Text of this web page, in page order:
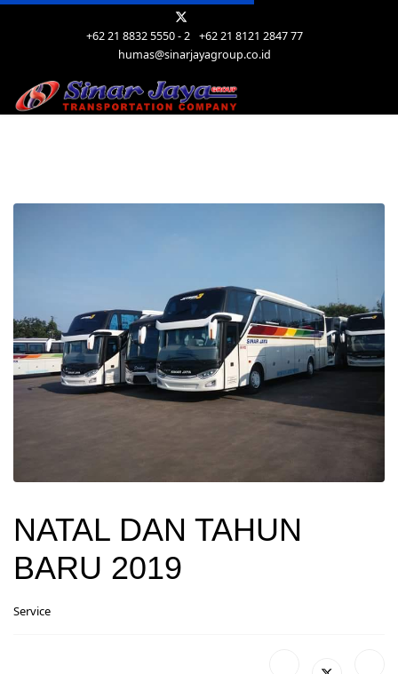
+62 21 8832 5550 - 2 +62 21 8121 2847 77
humas@sinarjayagroup.co.id
NATAL DAN TAHUN
BARU 2019
Service